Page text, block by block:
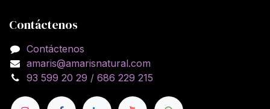
Contáctenos
Contáctenos
amaris@amarisnatural.com
93 599 20 29 / 686 229 215